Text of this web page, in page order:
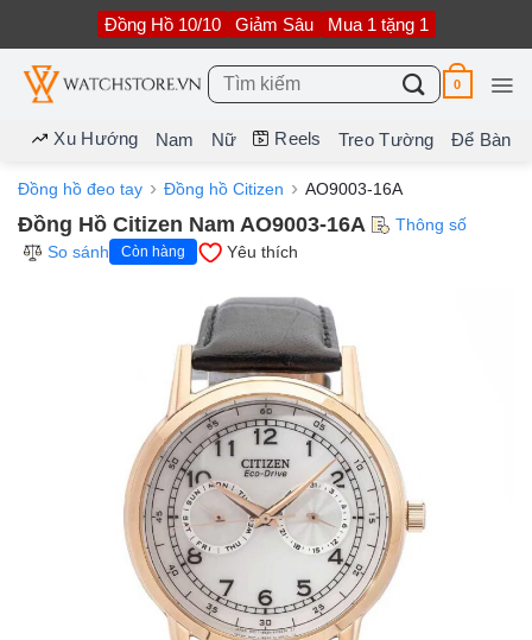
nội
dung
Đồng Hồ 10/10 Giảm Sâu Mua 1 tặng 1
Tìm
kiếm:
0
Xu Hướng Nam Nữ Reels Treo Tường Để Bàn
Đồng hồ đeo tay Đồng hồ Citizen AO9003-16A
Đồng Hồ Citizen Nam AO9003-16A
Thông số
So sánh
Còn hàng Yêu thích